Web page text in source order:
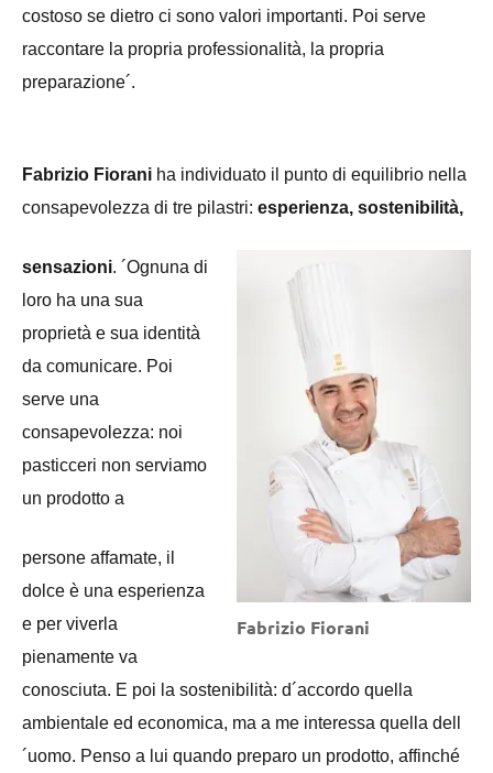
costoso se dietro ci sono valori importanti. Poi serve
raccontare la propria professionalità, la propria
preparazione´.
Fabrizio Fiorani ha individuato il punto di equilibrio nella
consapevolezza di tre pilastri: esperienza, sostenibilità,
Fabrizio Fiorani
sensazioni. ´Ognuna di
loro ha una sua
proprietà e sua identità
da comunicare. Poi
serve una
consapevolezza: noi
pasticceri non serviamo
un prodotto a
persone affamate, il
dolce è una esperienza
e per viverla
pienamente va
conosciuta. E poi la sostenibilità: d´accordo quella
ambientale ed economica, ma a me interessa quella dell
´uomo. Penso a lui quando preparo un prodotto, affinché